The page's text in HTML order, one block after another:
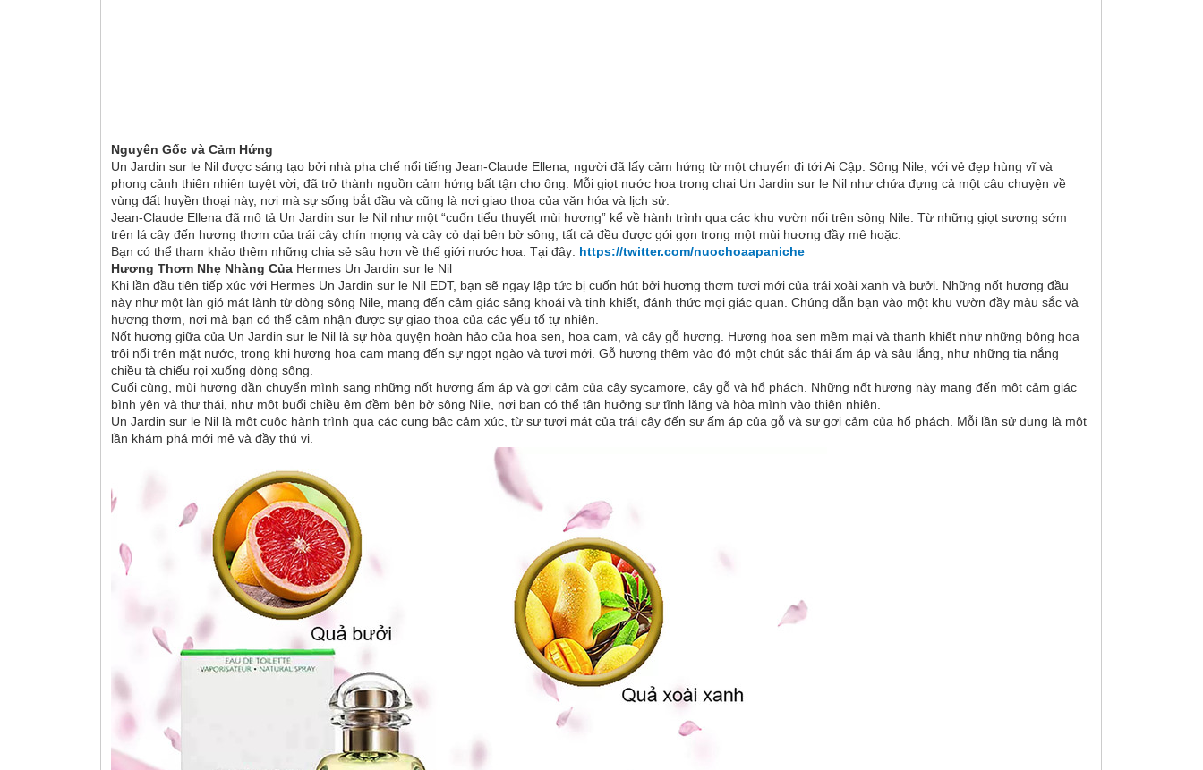
Nguyên Gốc và Cảm Hứng
Un Jardin sur le Nil được sáng tạo bởi nhà pha chế nổi tiếng Jean-Claude Ellena, người đã lấy cảm hứng từ một chuyến đi tới Ai Cập. Sông Nile, với vẻ đẹp hùng vĩ và
phong cảnh thiên nhiên tuyệt vời, đã trở thành nguồn cảm hứng bất tận cho ông. Mỗi giọt nước hoa trong chai Un Jardin sur le Nil như chứa đựng cả một câu chuyện về
vùng đất huyền thoại này, nơi mà sự sống bắt đầu và cũng là nơi giao thoa của văn hóa và lịch sử.
Jean-Claude Ellena đã mô tả Un Jardin sur le Nil như một “cuốn tiểu thuyết mùi hương” kể về hành trình qua các khu vườn nổi trên sông Nile. Từ những giọt sương sớm
trên lá cây đến hương thơm của trái cây chín mọng và cây cỏ dại bên bờ sông, tất cả đều được gói gọn trong một mùi hương đầy mê hoặc.
Bạn có thể tham khảo thêm những chia sẻ sâu hơn về thế giới nước hoa. Tại đây: https://twitter.com/nuochoaapaniche
Hương Thơm Nhẹ Nhàng Của Hermes Un Jardin sur le Nil
Khi lần đầu tiên tiếp xúc với Hermes Un Jardin sur le Nil EDT, bạn sẽ ngay lập tức bị cuốn hút bởi hương thơm tươi mới của trái xoài xanh và bưởi. Những nốt hương đầu
này như một làn gió mát lành từ dòng sông Nile, mang đến cảm giác sảng khoái và tinh khiết, đánh thức mọi giác quan. Chúng dẫn bạn vào một khu vườn đầy màu sắc và
hương thơm, nơi mà bạn có thể cảm nhận được sự giao thoa của các yếu tố tự nhiên.
Nốt hương giữa của Un Jardin sur le Nil là sự hòa quyện hoàn hảo của hoa sen, hoa cam, và cây gỗ hương. Hương hoa sen mềm mại và thanh khiết như những bông hoa
trôi nổi trên mặt nước, trong khi hương hoa cam mang đến sự ngọt ngào và tươi mới. Gỗ hương thêm vào đó một chút sắc thái ấm áp và sâu lắng, như những tia nắng
chiều tà chiếu rọi xuống dòng sông.
Cuối cùng, mùi hương dần chuyển mình sang những nốt hương ấm áp và gợi cảm của cây sycamore, cây gỗ và hổ phách. Những nốt hương này mang đến một cảm giác
bình yên và thư thái, như một buổi chiều êm đềm bên bờ sông Nile, nơi bạn có thể tận hưởng sự tĩnh lặng và hòa mình vào thiên nhiên.
Un Jardin sur le Nil là một cuộc hành trình qua các cung bậc cảm xúc, từ sự tươi mát của trái cây đến sự ấm áp của gỗ và sự gợi cảm của hổ phách. Mỗi lần sử dụng là một
lần khám phá mới mẻ và đầy thú vị.